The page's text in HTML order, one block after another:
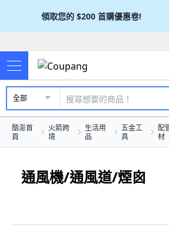
領取您的 $200 首購優惠卷!
全部
酷澎首
頁
火箭跨
境
生活用
品
五金工
具
配
材
通風機/通風道/煙囪